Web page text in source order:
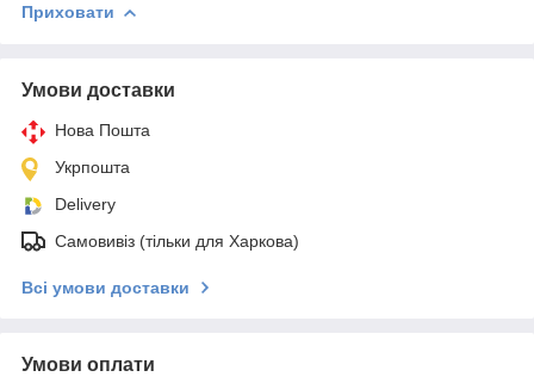
Приховати
Умови доставки
Нова Пошта
Укрпошта
Delivery
Самовивіз (тільки для Харкова)
Всі умови доставки
Умови оплати